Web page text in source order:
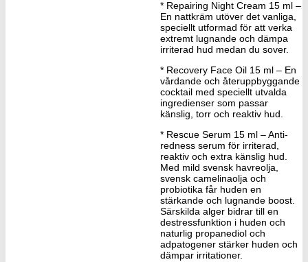
* Repairing Night Cream 15 ml –
En nattkräm utöver det vanliga,
speciellt utformad för att verka
extremt lugnande och dämpa
irriterad hud medan du sover.
* Recovery Face Oil 15 ml – En
vårdande och återuppbyggande
cocktail med speciellt utvalda
ingredienser som passar
känslig, torr och reaktiv hud.
* Rescue Serum 15 ml – Anti-
redness serum för irriterad,
reaktiv och extra känslig hud.
Med mild svensk havreolja,
svensk camelinaolja och
probiotika får huden en
stärkande och lugnande boost.
Särskilda alger bidrar till en
destressfunktion i huden och
naturlig propanediol och
adpatogener stärker huden och
dämpar irritationer.